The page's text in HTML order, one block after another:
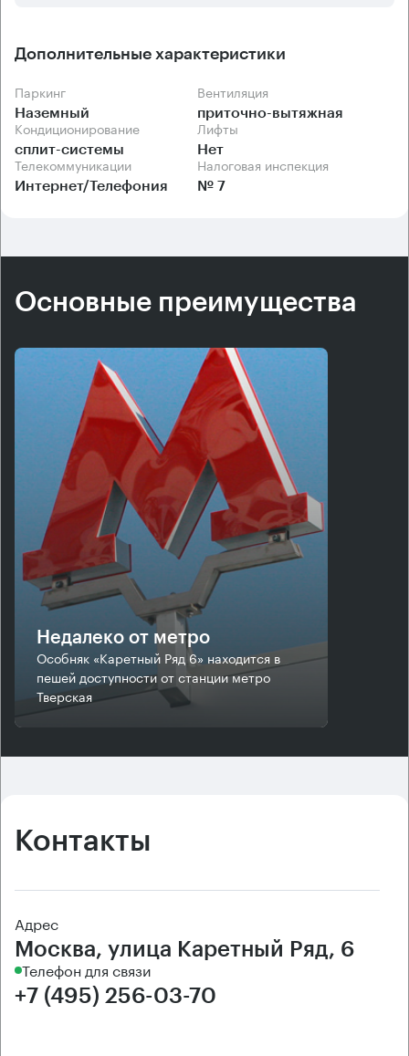
Дополнительные характеристики
Паркинг
Наземный
Вентиляция
приточно-вытяжная
Кондиционирование
сплит-системы
Лифты
Нет
Телекоммуникации
Интернет/Телефония
Налоговая инспекция
№ 7
Основные преимущества
Недалеко от метро
Особняк «Каретный Ряд 6» находится в
пешей доступности от станции метро
Тверская
Контакты
Адрес
Москва, улица Каретный Ряд, 6
Телефон для связи
+7 (495) 256-03-70